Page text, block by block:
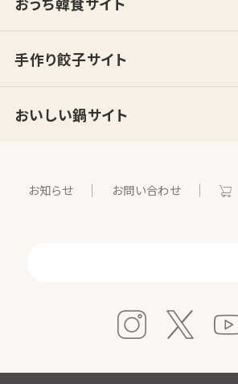
手作り餃子サイト
おいしい鍋サイト
お知らせ お問い合わせ